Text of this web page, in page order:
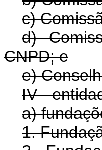
c)
d)
CNPD; e
e)
IV -
a)
1.